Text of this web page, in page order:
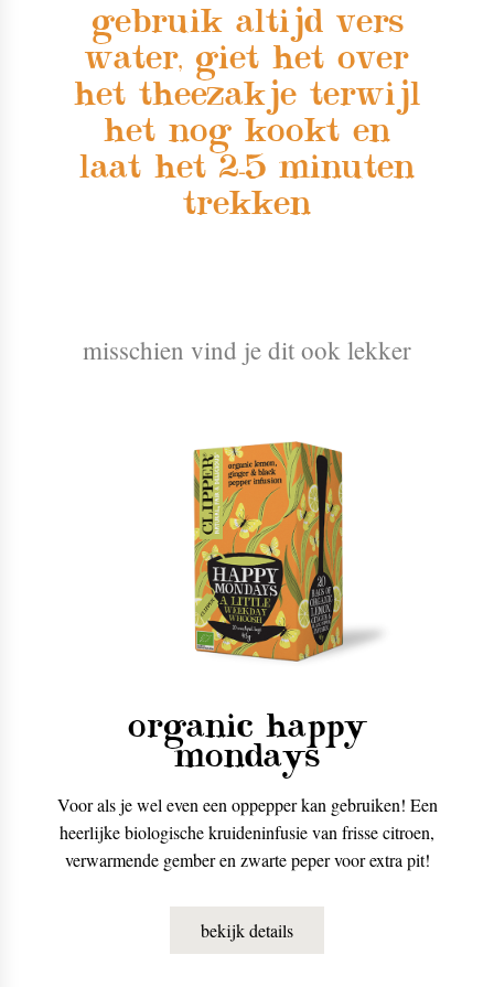
gebruik altijd vers
water, giet het over
het theezakje terwijl
het nog kookt en
laat het 2-5 minuten
trekken
misschien vind je dit ook lekker
organic happy
mondays
Voor als je wel even een oppepper kan gebruiken! Een
heerlijke biologische kruideninfusie van frisse citroen,
verwarmende gember en zwarte peper voor extra pit!
bekijk details